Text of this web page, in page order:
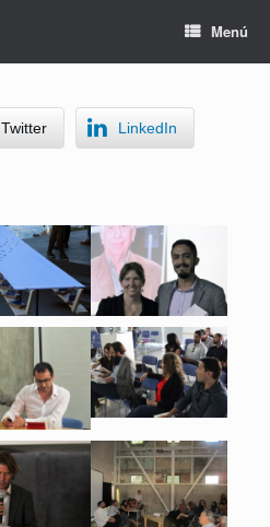
Menú
Twitter LinkedIn